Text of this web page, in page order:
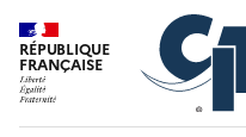
RÉPUBLIQUE
FRANÇAISE